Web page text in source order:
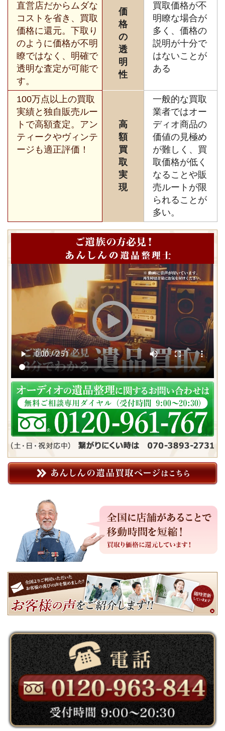
直営店だからムダな
コストを省き、買取
価格に還元。下取り
のように価格が不明
瞭ではなく、明確で
透明な査定が可能で
す。
価
格
の
透
明
性
買取価格が不
明瞭な場合が
多く、価格の
説明が十分で
はないことが
ある
100万点以上の買取
実績と独自販売ルー
トで高額査定。アン
ティークやヴィンテ
ージも適正評価！
高
額
買
取
実
現
一般的な買取
業者ではオー
ディオ商品の
価値の見極め
が難しく、買
取価格が低く
なることや販
売ルートが限
られることが
多い。